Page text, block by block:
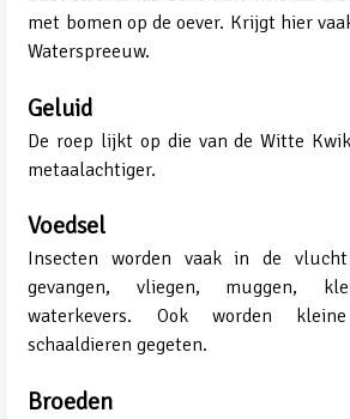
met bomen op de oever. Krijgt hier
Waterspreeuw.
Geluid
De roep lijkt op die van de Witte
metaalachtiger.
Voedsel
Insecten worden vaak in de
gevangen, vliegen, muggen,
waterkevers. Ook worden
schaaldieren gegeten.
Broeden